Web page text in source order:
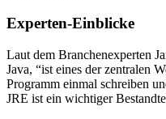
Experten-Einblicke
Laut dem Branchenexperten
Java, “ist eines der zentralen
Programm einmal schreiben
JRE ist ein wichtiger